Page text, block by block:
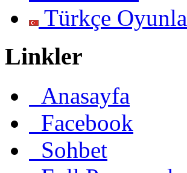
Türkçe
Linkler
Anasayfa
Facebook
Sohbet